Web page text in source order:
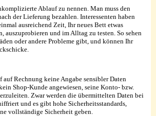
Ablauf zu nennen. Man muss den
der Lieferung bezahlen. Interessenten haben
ausreichend Zeit, Ihr neues Bett etwas
auszuprobieren und im Alltag zu testen. So sehen
oder andere Probleme gibt, und können Ihr
Rechnung keine Angabe sensibler Daten
Shop-Kunde angewiesen, seine Konto- bzw.
Zwar werden die übermittelten Daten bei
und es gibt hohe Sicherheitsstandards,
vollständige Sicherheit geben.